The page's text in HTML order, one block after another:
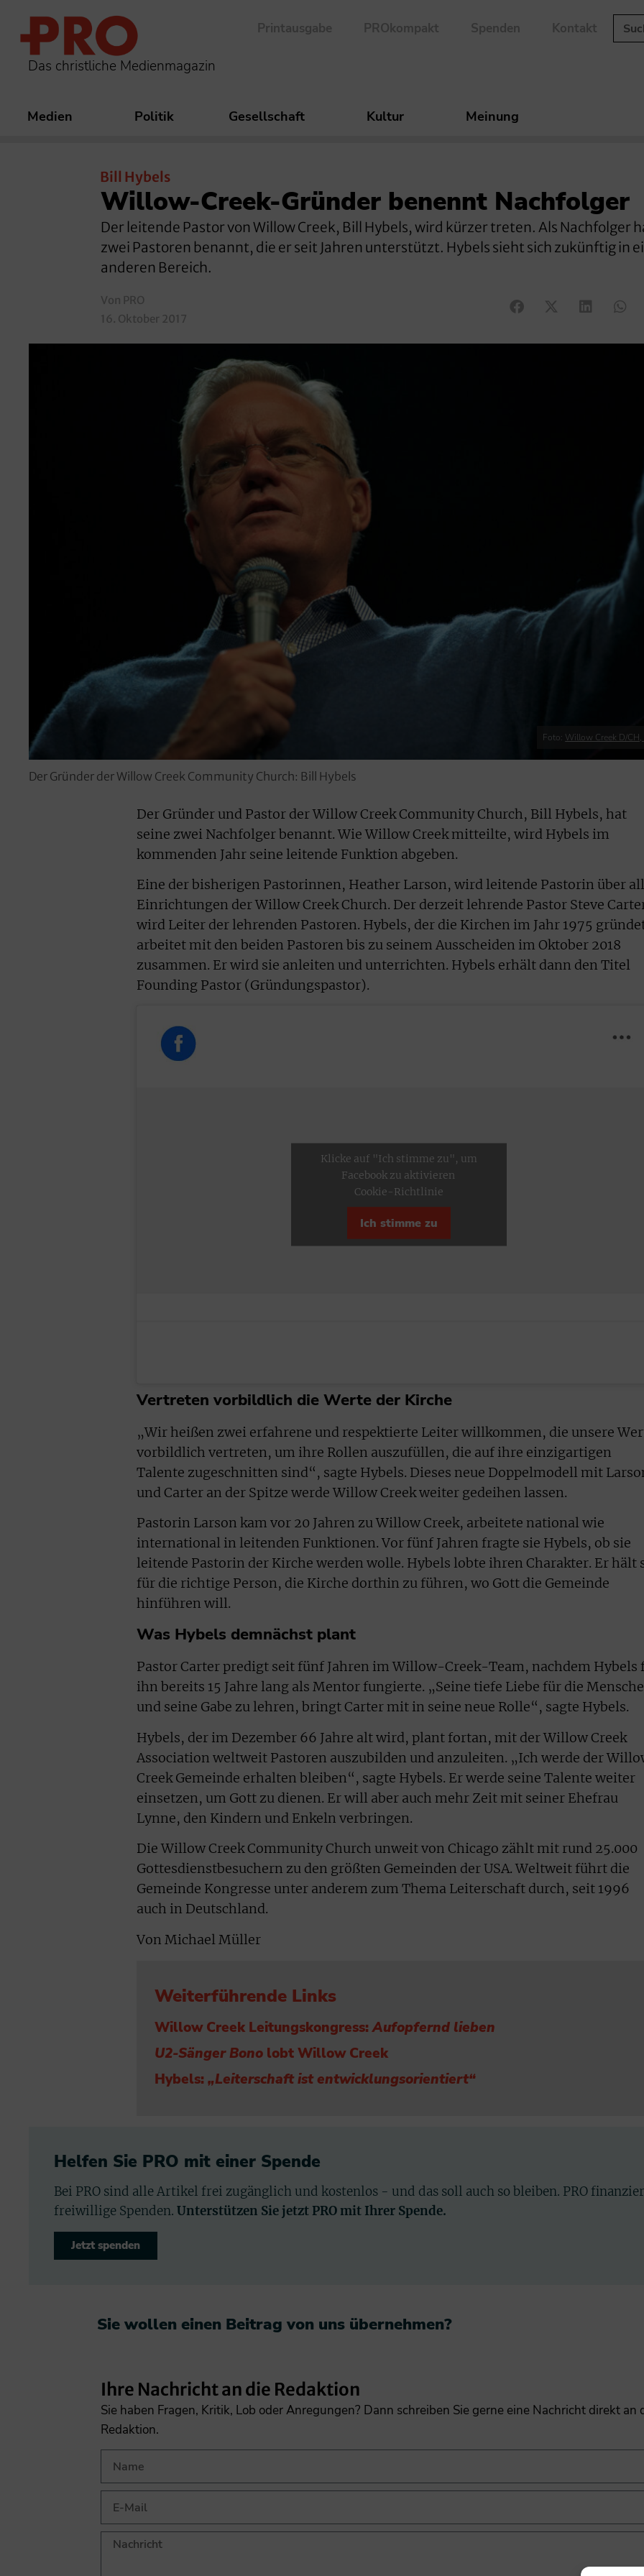
Das christliche Medienmagazin
Printausgabe PROkompakt Spenden Kontakt
Medien Politik Gesellschaft Kultur Meinung
Bill Hybels
Willow-Creek-Gründer benennt Nachfolger
Der leitende Pastor von Willow Creek, Bill Hybels, wird kürzer treten. Als Nachfolger
zwei Pastoren benannt, die er seit Jahren unterstützt. Hybels sieht sich zukünftig in
anderen Bereich.
Von PRO
16. Oktober 2017
Foto: Willow Creek D/
Der Gründer der Willow Creek Community Church: Bill Hybels
Der Gründer und Pastor der Willow Creek Community Church, Bill Hybels, hat
seine zwei Nachfolger benannt. Wie Willow Creek mitteilte, wird Hybels im
kommenden Jahr seine leitende Funktion abgeben.
Eine der bisherigen Pastorinnen, Heather Larson, wird leitende Pastorin über
Einrichtungen der Willow Creek Church. Der derzeit lehrende Pastor Steve
wird Leiter der lehrenden Pastoren. Hybels, der die Kirchen im Jahr 1975
arbeitet mit den beiden Pastoren bis zu seinem Ausscheiden im Oktober 2018
zusammen. Er wird sie anleiten und unterrichten. Hybels erhält dann den Titel
Founding Pastor (Gründungspastor).
Klicke auf "Ich stimme zu", um
Facebook zu aktivieren
Cookie-Richtlinie
Ich stimme zu
Vertreten vorbildlich die Werte der Kirche
„Wir heißen zwei erfahrene und respektierte Leiter willkommen, die unsere
vorbildlich vertreten, um ihre Rollen auszufüllen, die auf ihre einzigartigen
Talente zugeschnitten sind“, sagte Hybels. Dieses neue Doppelmodell mit
und Carter an der Spitze werde Willow Creek weiter gedeihen lassen.
Pastorin Larson kam vor 20 Jahren zu Willow Creek, arbeitete national wie
international in leitenden Funktionen. Vor fünf Jahren fragte sie Hybels, ob sie
leitende Pastorin der Kirche werden wolle. Hybels lobte ihren Charakter. Er hält
für die richtige Person, die Kirche dorthin zu führen, wo Gott die Gemeinde
hinführen will.
Was Hybels demnächst plant
Pastor Carter predigt seit fünf Jahren im Willow-Creek-Team, nachdem Hybels
ihn bereits 15 Jahre lang als Mentor fungierte. „Seine tiefe Liebe für die
und seine Gabe zu lehren, bringt Carter mit in seine neue Rolle“, sagte Hybels.
Hybels, der im Dezember 66 Jahre alt wird, plant fortan, mit der Willow Creek
Association weltweit Pastoren auszubilden und anzuleiten. „Ich werde der
Creek Gemeinde erhalten bleiben“, sagte Hybels. Er werde seine Talente weiter
einsetzen, um Gott zu dienen. Er will aber auch mehr Zeit mit seiner Ehefrau
Lynne, den Kindern und Enkeln verbringen.
Die Willow Creek Community Church unweit von Chicago zählt mit rund 25.000
Gottesdienstbesuchern zu den größten Gemeinden der USA. Weltweit führt die
Gemeinde Kongresse unter anderem zum Thema Leiterschaft durch, seit 1996
auch in Deutschland.
Von Michael Müller
Weiterführende Links
Willow Creek Leitungskongress:Aufopfernd lieben
U2-Sänger Bono lobt Willow Creek
Hybels: „Leiterschaft ist entwicklungsorientiert“
Helfen Sie PRO mit einer Spende
Bei PRO sind alle Artikel frei zugänglich und kostenlos - und das soll auch so bleiben. PRO
freiwillige Spenden. Unterstützen Sie jetzt PRO mit Ihrer Spende.
Jetzt spenden
Sie wollen einen Beitrag von uns übernehmen?​
Ihre Nachricht an die Redaktion
Sie haben Fragen, Kritik, Lob oder Anregungen? Dann schreiben Sie gerne eine Nachricht direkt an
Redaktion.